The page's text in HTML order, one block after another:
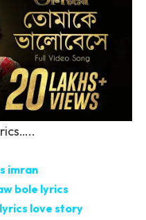
imran
bole lyrics
love story